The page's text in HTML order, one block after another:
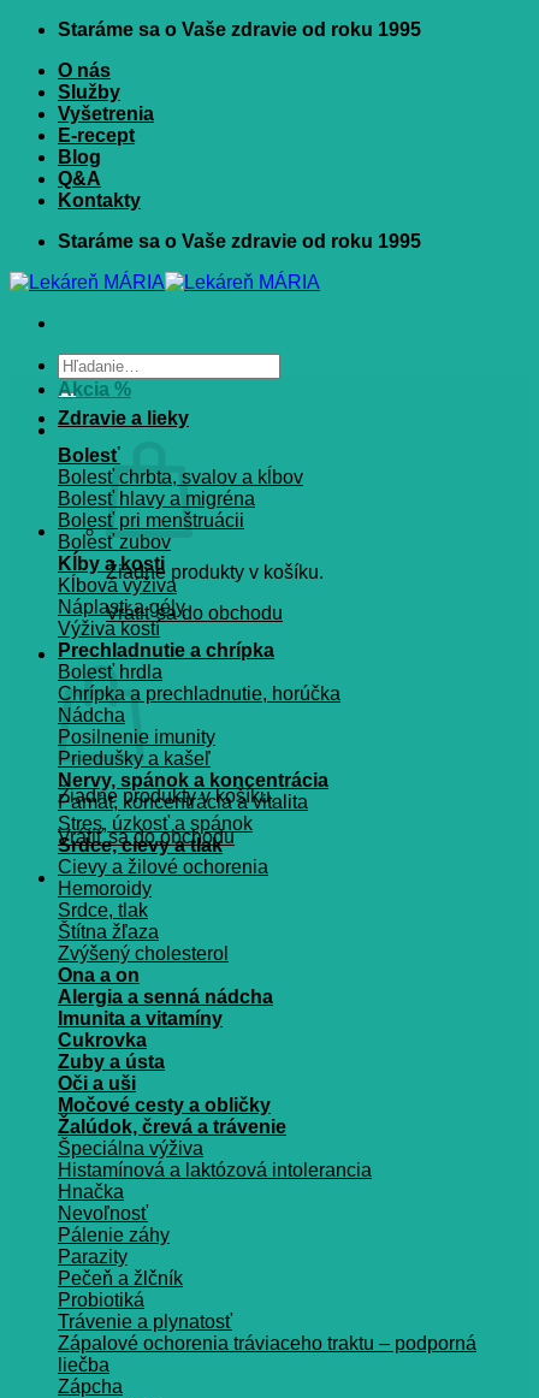
Skip
content
Staráme sa o Vaše zdravie od roku 1995
O nás
Služby
Vyšetrenia
E-recept
Blog
Q&A
Kontakty
Staráme sa o Vaše zdravie od roku 1995
Hľadať:
Žiadne produkty v košíku.
Vrátiť sa do obchodu
Košík
Žiadne produkty v košíku.
Vrátiť sa do obchodu
Akcia %
Zdravie a lieky
Bolesť
Bolesť chrbta, svalov a kĺbov
Bolesť hlavy a migréna
Bolesť pri menštruácii
Bolesť zubov
Kĺby a kosti
Kĺbová výživa
Náplasti a gély
Výživa kostí
Prechladnutie a chrípka
Bolesť hrdla
Chrípka a prechladnutie, horúčka
Nádcha
Posilnenie imunity
Priedušky a kašeľ
Nervy, spánok a koncentrácia
Pamät, koncentrácia a vitalita
Stres, úzkosť a spánok
Srdce, cievy a tlak
Cievy a žilové ochorenia
Hemoroidy
Srdce, tlak
Štítna žľaza
Zvýšený cholesterol
Ona a on
Alergia a senná nádcha
Imunita a vitamíny
Cukrovka
Zuby a ústa
Oči a uši
Močové cesty a obličky
Žalúdok, črevá a trávenie
Špeciálna výživa
Histamínová a laktózová intolerancia
Hnačka
Nevoľnosť
Pálenie záhy
Parazity
Pečeň a žlčník
Probiotiká
Trávenie a plynatosť
Zápalové ochorenia tráviaceho traktu – podporná
liečba
Zápcha